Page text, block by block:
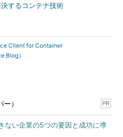
するコンテナ技術
Client for Container
Blog）
） PR
ない企業の5つの要因と成功に導